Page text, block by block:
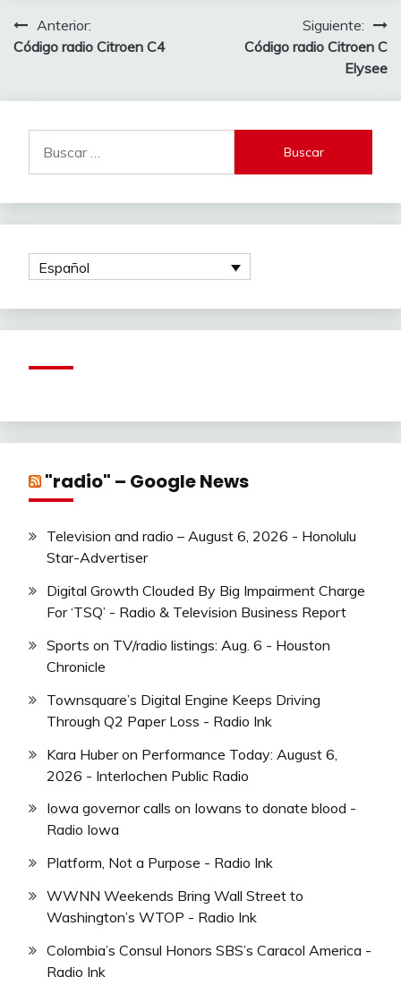
2021
Navegación
de
entradas
Anterior:
Código radio Citroen C4
Siguiente:
Código radio Citroen C
Elysee
Español
"radio" – Google News
Television and radio – August 6, 2026 - Honolulu
Star-Advertiser
Digital Growth Clouded By Big Impairment Charge
For ‘TSQ’ - Radio & Television Business Report
Sports on TV/radio listings: Aug. 6 - Houston
Chronicle
Townsquare’s Digital Engine Keeps Driving
Through Q2 Paper Loss - Radio Ink
Kara Huber on Performance Today: August 6,
2026 - Interlochen Public Radio
Iowa governor calls on Iowans to donate blood -
Radio Iowa
Platform, Not a Purpose - Radio Ink
WWNN Weekends Bring Wall Street to
Washington’s WTOP - Radio Ink
Colombia’s Consul Honors SBS’s Caracol America -
Radio Ink